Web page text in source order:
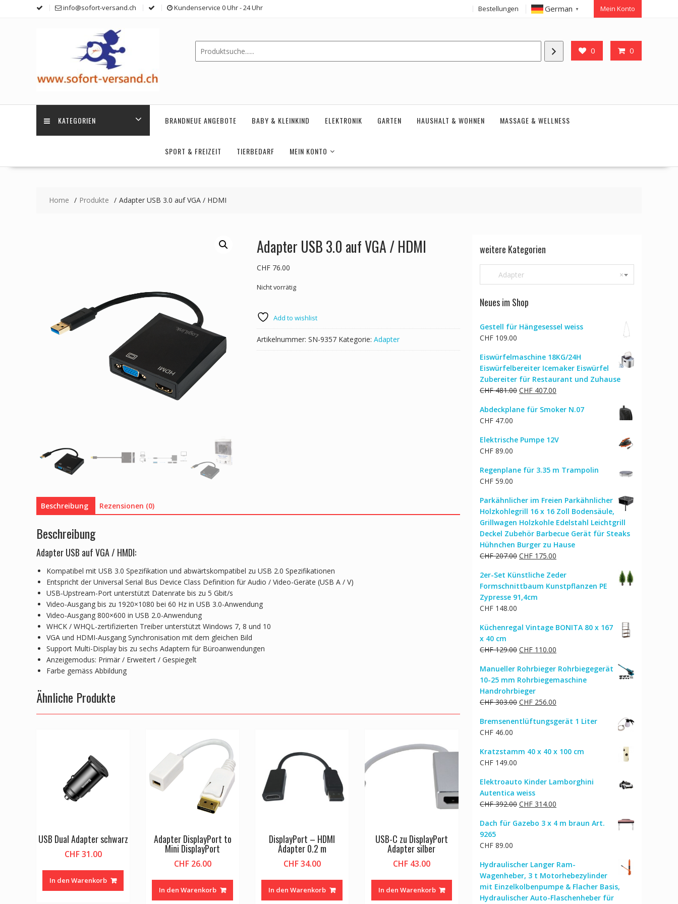
info@sofort-versand.ch Kundenservice 0 Uhr - 24 Uhr Bestellungen German ▼ Mein Konto
0 0
KATEGORIEN BRANDNEUE ANGEBOTE BABY & KLEINKIND ELEKTRONIK GARTEN HAUSHALT & WOHNEN MASSAGE & WELLNESS
SPORT & FREIZEIT TIERBEDARF MEIN KONTO
Home Produkte Adapter USB 3.0 auf VGA / HDMI
Adapter USB 3.0 auf VGA / HDMI
CHF76.00
Nicht vorrätig
Add to wishlist
Artikelnummer: SN-9357 Kategorie: Adapter
Beschreibung Rezensionen (0)
Beschreibung
Adapter USB auf VGA / HMDI:
Kompatibel mit USB 3.0 Spezifikation und abwärtskompatibel zu USB 2.0 Spezifikationen
Entspricht der Universal Serial Bus Device Class Definition für Audio / Video-Geräte (USB A / V)
USB-Upstream-Port unterstützt Datenrate bis zu 5 Gbit/s
Video-Ausgang bis zu 1920×1080 bei 60 Hz in USB 3.0-Anwendung
Video-Ausgang 800×600 in USB 2.0-Anwendung
WHCK / WHQL-zertifizierten Treiber unterstützt Windows 7, 8 und 10
VGA und HDMI-Ausgang Synchronisation mit dem gleichen Bild
Support Multi-Display bis zu sechs Adaptern für Büroanwendungen
Anzeigemodus: Primär / Erweitert / Gespiegelt
Farbe gemäss Abbildung
Ähnliche Produkte
USB Dual Adapter schwarz
CHF31.00
In den Warenkorb
Adapter DisplayPort to
Mini DisplayPort
CHF26.00
In den Warenkorb
DisplayPort – HDMI
Adapter 0.2 m
CHF34.00
In den Warenkorb
USB-C zu DisplayPort
Adapter silber
CHF43.00
In den Warenkorb
weitere Kategorien
×
Adapter
Neues im Shop
Gestell für Hängesessel weiss
CHF 109.00
Eiswürfelmaschine 18KG/24H
Eiswürfelbereiter Icemaker Eiswürfel
Zubereiter für Restaurant und Zuhause
CHF481.00 Ursprünglicher
war:
CHF 407.00
ist:
Abdeckplane für Smoker N.07
CHF 47.00
Elektrische Pumpe 12V
CHF 89.00
Regenplane für 3.35 m Trampolin
CHF 59.00
Parkähnlicher im Freien Parkähnlicher
Holzkohlegrill 16 x 16 Zoll Bodensäule,
Grillwagen Holzkohle Edelstahl Leichtgrill
Deckel Zubehör Barbecue Gerät für Steaks
Hühnchen Burger zu Hause
CHF207.00 Ursprünglicher
war:
CHF 207.00
CHF 175.00
ist:
CHF 175.00.
2er-Set Künstliche Zeder
Formschnittbaum Kunstpflanzen PE
Zypresse 91,4cm
CHF 148.00
Küchenregal Vintage BONITA 80 x 167
x 40 cm
CHF129.00 Ursprünglicher
war:
CHF 129.00
CHF 110.00
ist:
CHF 110.00.
Manueller Rohrbieger Rohrbiegegerät
10-25 mm Rohrbiegemaschine
Handrohrbieger
CHF303.00 Ursprünglicher
war:
CHF 256.00
ist:
Bremsenentlüftungsgerät 1 Liter
CHF 46.00
Kratzstamm 40 x 40 x 100 cm
CHF 149.00
Elektroauto Kinder Lamborghini
Autentica weiss
CHF392.00 Ursprünglicher
war:
CHF 314.00
ist:
Dach für Gazebo 3 x 4 m braun Art.
9265
CHF 89.00
Hydraulischer Langer Ram-
Wagenheber, 3 t Motorhebezylinder
mit Einzelkolbenpumpe & Flacher Basis,
Hydraulischer Auto-Flaschenheber für